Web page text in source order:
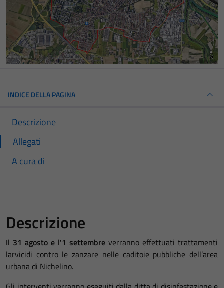
INDICE DELLA PAGINA
Descrizione
Allegati
A cura di
Descrizione
Il 31 agosto e l'1 settembre verranno effettuati trattamenti
larvicidi contro le zanzare nelle caditoie pubbliche dell’area
urbana di Nichelino.